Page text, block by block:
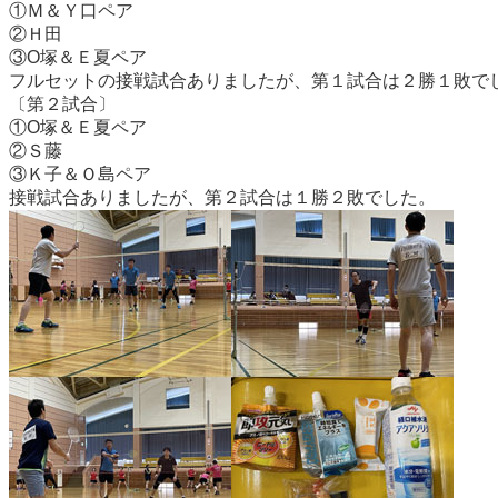
①Ｍ＆Ｙ口ペア
②Ｈ田
③O塚＆Ｅ夏ペア
フルセットの接戦試合ありましたが、第１試合は２勝１敗で
〔第２試合〕
①O塚＆Ｅ夏ペア
②Ｓ藤
③Ｋ子＆Ｏ島ペア
接戦試合ありましたが、第２試合は１勝２敗でした。